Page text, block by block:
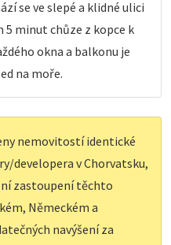
se ve slepé a klidné ulici
5 minut chůze z kopce k
okna a balkonu je
na moře.
nemovitostí identické
developera v Chorvatsku,
zastoupení těchto
Německém a
navýšení za